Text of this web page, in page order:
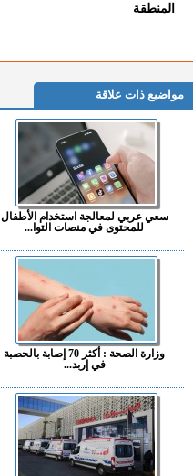
المنطقة
مواضيع ذات علاقة
سعي عربي لمعالجة استخدام الأطفال
للمحتوى في منصات التوا...
وزارة الصحة : أكثر 70 إصابة بالحصبة
في إربد...